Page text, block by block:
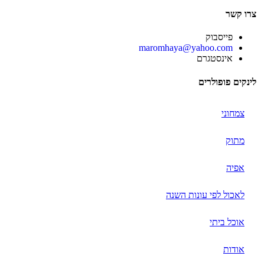
צרו קשר
פייסבוק
‫maromhaya@yahoo.com
אינסטגרם
לינקים פופולרים
צמחוני
מתוק
אפיה
לאכול לפי עונות השנה
אוכל ביתי
אודות